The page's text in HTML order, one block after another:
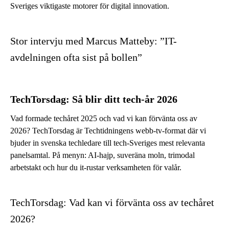
Sveriges viktigaste motorer för digital innovation.
Stor intervju med Marcus Matteby: ”IT-
avdelningen ofta sist på bollen”
TechTorsdag: Så blir ditt tech-år 2026
Vad formade techåret 2025 och vad vi kan förvänta oss av
2026? TechTorsdag är Techtidningens webb-tv-format där vi
bjuder in svenska techledare till tech-Sveriges mest relevanta
panelsamtal. På menyn: AI-hajp, suveräna moln, trimodal
arbetstakt och hur du it-rustar verksamheten för valår.
TechTorsdag: Vad kan vi förvänta oss av techåret
2026?